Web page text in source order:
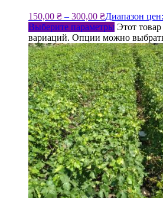
150,00 ₴ – 300,00 ₴Диапазон
Выберите параметры Этот
вариаций. Опции можно